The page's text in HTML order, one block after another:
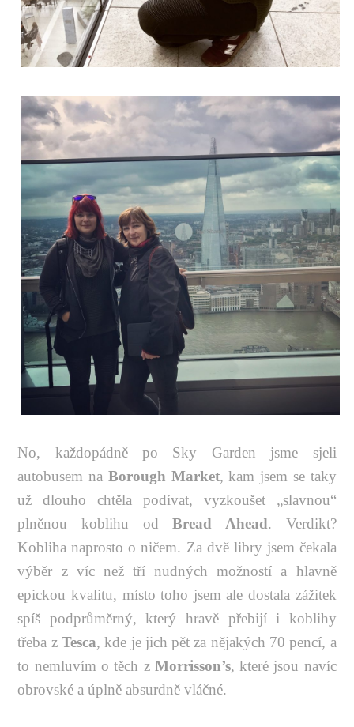
No, každopádně po Sky Garden jsme sjeli
autobusem na Borough Market, kam jsem se taky
už dlouho chtěla podívat, vyzkoušet „slavnou“
plněnou koblihu odBread Ahead. Verdikt?
Kobliha naprosto o ničem. Za dvě libry jsem čekala
výběr z víc než tří nudných možností a hlavně
epickou kvalitu, místo toho jsem ale dostala zážitek
spíš podprůměrný, který hravě přebijí i koblihy
třeba z Tesca, kde je jich pět za nějakých 70 pencí, a
to nemluvím o těch z Morrisson’s, které jsou navíc
obrovské a úplně absurdně vláčné.